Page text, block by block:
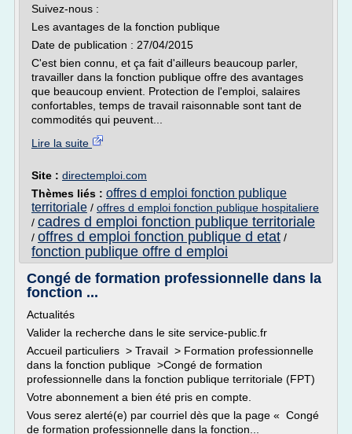
Suivez-nous :
Les avantages de la fonction publique
Date de publication : 27/04/2015
C'est bien connu, et ça fait d'ailleurs beaucoup parler,
travailler dans la fonction publique offre des avantages
que beaucoup envient. Protection de l'emploi, salaires
confortables, temps de travail raisonnable sont tant de
commodités qui peuvent...
Lire la suite
Site : directemploi.com
Thèmes liés : offres d emploi fonction publique
territoriale / offres d emploi fonction publique hospitaliere
/ cadres d emploi fonction publique territoriale
/ offres d emploi fonction publique d etat /
fonction publique offre d emploi
Congé de formation professionnelle dans la
fonction ...
Actualités
Valider la recherche dans le site service-public.fr
Accueil particuliers > Travail > Formation professionnelle
dans la fonction publique >Congé de formation
professionnelle dans la fonction publique territoriale (FPT)
Votre abonnement a bien été pris en compte.
Vous serez alerté(e) par courriel dès que la page « Congé
de formation professionnelle dans la fonction...